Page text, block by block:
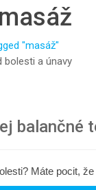
"masáž"
balančné
Máte pocit,